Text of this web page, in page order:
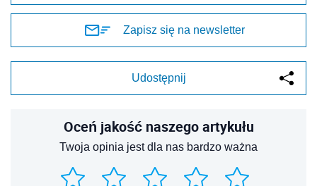
Zapisz się na newsletter
Udostępnij
Oceń jakość naszego artykułu
Twoja opinia jest dla nas bardzo ważna